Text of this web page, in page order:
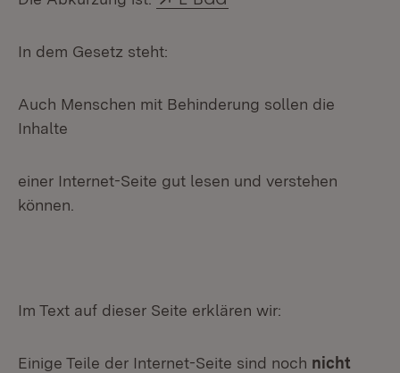
In dem Gesetz steht:
Auch Menschen mit Behinderung sollen die
Inhalte
einer Internet-Seite gut lesen und verstehen
können.
Im Text auf dieser Seite erklären wir:
Einige Teile der Internet-Seite sind noch nicht